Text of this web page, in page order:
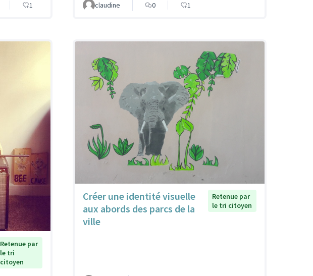
1 claudine 0 1
Retenue par
le tri
citoyen
Créer une identité visuelle
aux abords des parcs de la
ville
Retenue par
le tri citoyen